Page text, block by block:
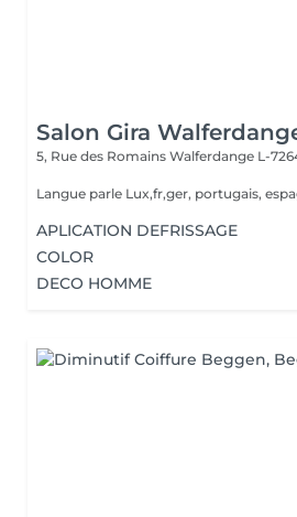
Salon Gira
5, Rue des Romains Walferdange L-
Langue parle Lux,fr,ger, portugais,
APLICATION DEFRISSAGE
COLOR
DECO HOMME